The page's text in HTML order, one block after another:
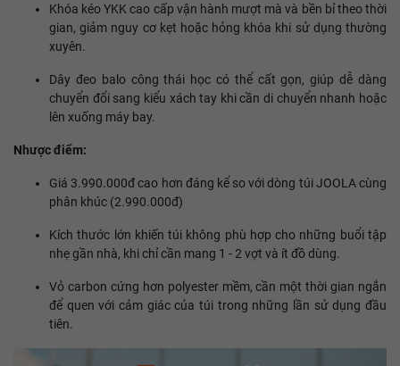
Khóa kéo YKK cao cấp vận hành mượt mà và bền bỉ theo thời
gian, giảm nguy cơ kẹt hoặc hỏng khóa khi sử dụng thường
xuyên.
Dây đeo balo công thái học có thể cất gọn, giúp dễ dàng
chuyển đổi sang kiểu xách tay khi cần di chuyển nhanh hoặc
lên xuống máy bay.
Nhược điểm:
Giá 3.990.000đ cao hơn đáng kể so với dòng túi JOOLA cùng
phân khúc (2.990.000đ)
Kích thước lớn khiến túi không phù hợp cho những buổi tập
nhẹ gần nhà, khi chỉ cần mang 1 - 2 vợt và ít đồ dùng.
Vỏ carbon cứng hơn polyester mềm, cần một thời gian ngắn
để quen với cảm giác của túi trong những lần sử dụng đầu
tiên.